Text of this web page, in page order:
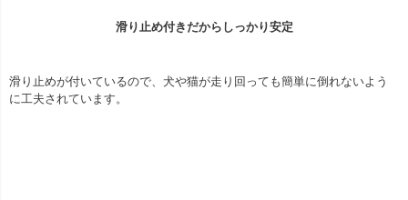
滑り止め付きだからしっかり安定
滑り止めが付いているので、犬や猫が走り回っても簡単に倒れないよう
に工夫されています。